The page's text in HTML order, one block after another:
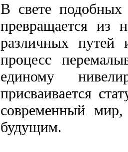
В свете подобных
превращается из
различных путей
процесс
единому
присваивается
современный
будущим.